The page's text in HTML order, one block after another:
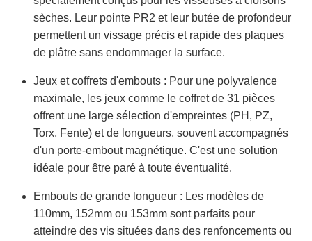
sèches. Leur pointe PR2 et leur butée de profondeur
permettent un vissage précis et rapide des plaques
de plâtre sans endommager la surface.
Jeux et coffrets d'embouts : Pour une polyvalence
maximale, les jeux comme le coffret de 31 pièces
offrent une large sélection d'empreintes (PH, PZ,
Torx, Fente) et de longueurs, souvent accompagnés
d'un porte-embout magnétique. C'est une solution
idéale pour être paré à toute éventualité.
Embouts de grande longueur : Les modèles de
110mm, 152mm ou 153mm sont parfaits pour
atteindre des vis situées dans des renfoncements ou